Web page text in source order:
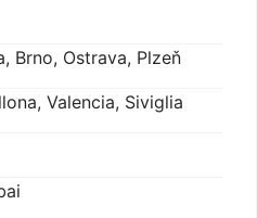
Brno, Ostrava, Plzeň
Valencia, Siviglia